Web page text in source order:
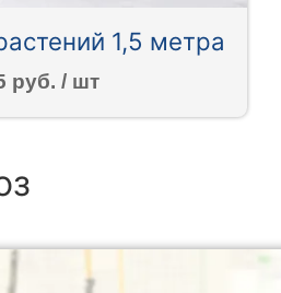
1,5 метра
руб. / шт